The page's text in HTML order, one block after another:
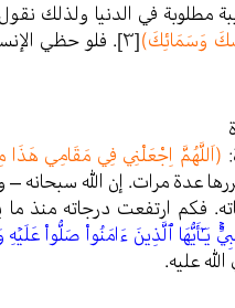
مطلوبة في الدنيا ولذلك
وَسَمَائِكَ)[٣]
. فلو حظي
(اَللَّهُمَّ اِجْعَلْنِي فِي مَقَامِي
عدة مرات. إن الله سبحانه
فكم ارتفعت درجاته منذ
يَـٰٓأَيُّهَا ٱلَّذِينَ ءَامَنُواْ صَلُّواْ
عليه.